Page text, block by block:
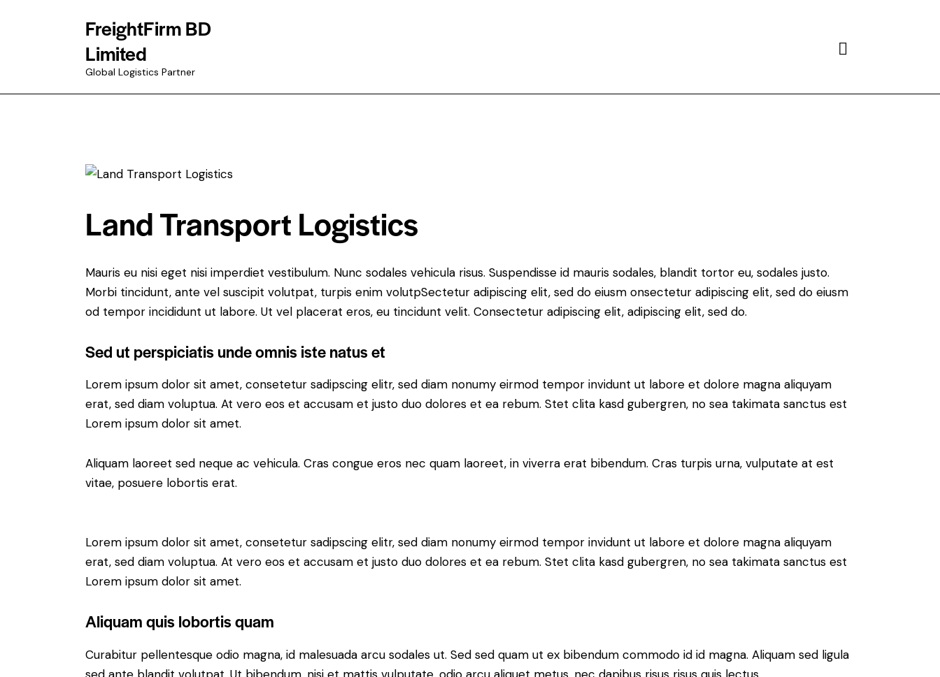
FreightFirm BD
Limited
Global Logistics Partner
Search
Land Transport Logistics
Mauris eu nisi eget nisi imperdiet vestibulum. Nunc sodales vehicula risus. Suspendisse id mauris sodales, blandit tortor eu, sodales justo.
Morbi tincidunt, ante vel suscipit volutpat, turpis enim volutpSectetur adipiscing elit, sed do eiusm onsectetur adipiscing elit, sed do eiusm
od tempor incididunt ut labore. Ut vel placerat eros, eu tincidunt velit. Consectetur adipiscing elit, adipiscing elit, sed do.
Sed ut perspiciatis unde omnis iste natus et
Lorem ipsum dolor sit amet, consetetur sadipscing elitr, sed diam nonumy eirmod tempor invidunt ut labore et dolore magna aliquyam
erat, sed diam voluptua. At vero eos et accusam et justo duo dolores et ea rebum. Stet clita kasd gubergren, no sea takimata sanctus est
Lorem ipsum dolor sit amet.
Aliquam laoreet sed neque ac vehicula. Cras congue eros nec quam laoreet, in viverra erat bibendum. Cras turpis urna, vulputate at est
vitae, posuere lobortis erat.
Lorem ipsum dolor sit amet, consetetur sadipscing elitr, sed diam nonumy eirmod tempor invidunt ut labore et dolore magna aliquyam
erat, sed diam voluptua. At vero eos et accusam et justo duo dolores et ea rebum. Stet clita kasd gubergren, no sea takimata sanctus est
Lorem ipsum dolor sit amet.
Aliquam quis lobortis quam
Curabitur pellentesque odio magna, id malesuada arcu sodales ut. Sed sed quam ut ex bibendum commodo id id magna. Aliquam sed ligula
sed ante blandit volutpat. Ut bibendum, nisi et mattis vulputate, odio arcu aliquet metus, nec dapibus risus risus quis lectus.